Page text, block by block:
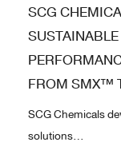
SCG
FROM SMX™
SCG Chemicals
solutions...